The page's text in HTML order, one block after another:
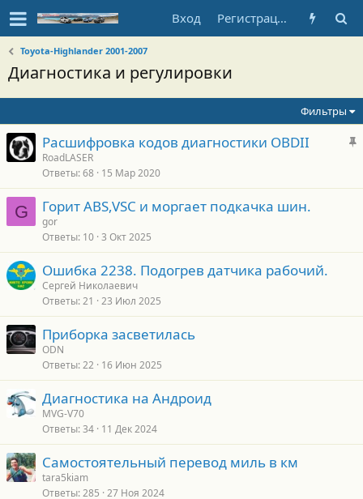
Вход Регистрация
Toyota-Highlander 2001-2007
Диагностика и регулировки
Фильтры
З
р
Расшифровка кодов диагностики OBDII
RoadLASER
Ответы 68 15 Мар 2020
G Горит ABS,VSC и моргает подкачка шин.
gor
Ответы 10 3 Окт 2025
Ошибка 2238. Подогрев датчика рабочий.
Сергей Николаевич
Ответы 21 23 Июл 2025
Приборка засветилась
ODN
Ответы 22 16 Июн 2025
Диагностика на Андроид
MVG-V70
Ответы 34 11 Дек 2024
Самостоятельный перевод миль в км
tara5kiam
Ответы 285 27 Ноя 2024